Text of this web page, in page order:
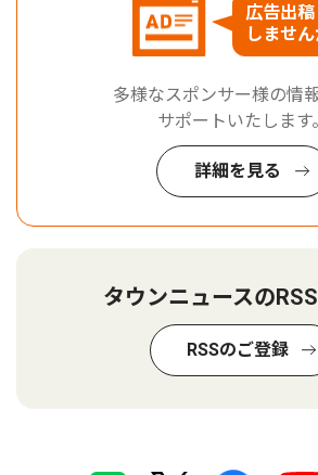
広告出稿
しません
多様なスポンサー様の情
サポートいたします。
詳細を見る
タウンニュースの
RSSのご登録